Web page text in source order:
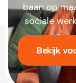
baan op
sociale
Bekijk